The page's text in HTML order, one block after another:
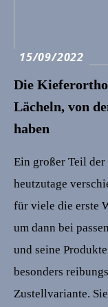
15/09/2022
Die
Lächeln, von
haben
Ein großer Teil
heutzutage
für viele die erste
um dann bei
und seine
besonders
Zustellvariante.